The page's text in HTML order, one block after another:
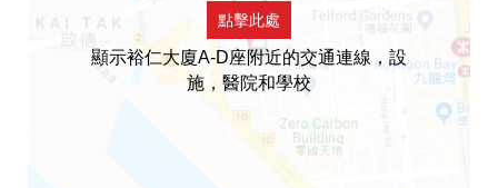
點擊此處
顯示裕仁大廈A-D座附近的交通連線，設
施，醫院和學校